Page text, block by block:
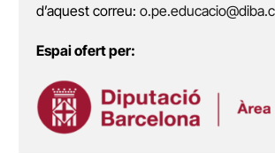
d’aquest correu:
Espai ofert per: